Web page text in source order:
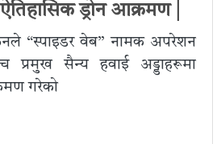
ड्रोन आक्रमण |
“स्पाइडर वेब” नामक अपरेशन
प्रमुख सैन्य हवाई अड्डाहरूमा
गरेको